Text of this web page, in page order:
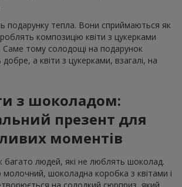
подарунку тепла. Вони сприймаються як
композицію квіти з цукерками
тому солодощі на подарунок
а квіти з цукерками, взагалі, на
з шоколадом:
презент для
моментів
багато людей, які не люблять шоколад.
молочний, шоколадна коробка з квітами і